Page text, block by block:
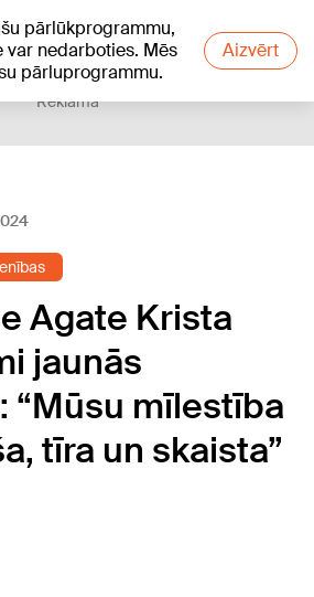
pārlūkprogrammu,
nedarboties. Mēs
pārluprogrammu.
Aizvērt
Reklāma
Agate Krista
jaunās
“Mūsu mīlestība
tīra un skaista”